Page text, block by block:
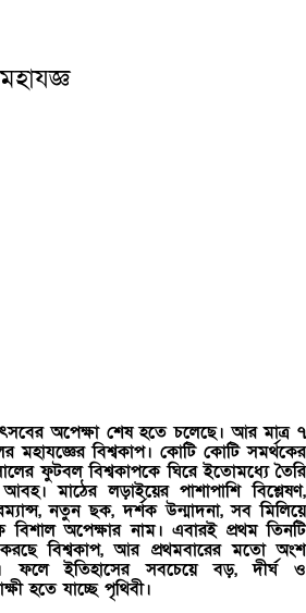
অপেক্ষা শেষ হতে চলেছে। আর মাত্র ৭
বিশ্বকাপ। কোটি কোটি সমর্থকের
ফুটবল বিশ্বকাপকে ঘিরে ইতোমধ্যে তৈরি
মাঠের লড়াইয়ের পাশাপাশি বিশ্লেষণ,
নতুন ছক, দর্শক উন্মাদনা, সব মিলিয়ে
অপেক্ষার নাম। এবারই প্রথম তিনটি
বিশ্বকাপ, আর প্রথমবারের মতো অংশ
ফলে ইতিহাসের সবচেয়ে বড়, দীর্ঘ ও
হতে যাচ্ছে পৃথিবী।